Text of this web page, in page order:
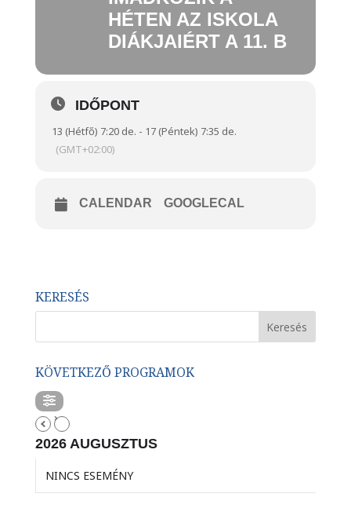
HÉTEN AZ ISKOLA
DIÁKJAIÉRT A 11. B
IDŐPONT
13 (Hétfő) 7:20 de. - 17 (Péntek) 7:35 de.
(GMT+02:00)
CALENDAR GOOGLECAL
KERESÉS
KÖVETKEZŐ PROGRAMOK
2026 AUGUSZTUS
NINCS ESEMÉNY